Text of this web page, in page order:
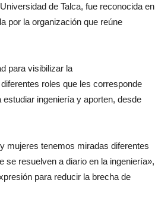
de Talca, fue reconocida en
por la organización que reúne
para visibilizar la
roles que les corresponde
ingeniería y aporten, desde
mujeres tenemos miradas diferentes
se resuelven a diario en la ingeniería»,
para reducir la brecha de